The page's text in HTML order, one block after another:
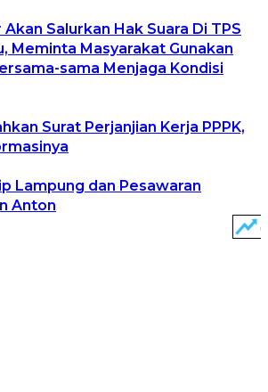
Salurkan Hak Suara Di TPS
Meminta Masyarakat Gunakan
sama Menjaga Kondisi
Surat Perjanjian Kerja PPPK,
Lampung dan Pesawaran
Anton